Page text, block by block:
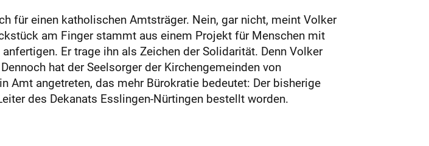
für einen katholischen Amtsträger. Nein, gar nicht, meint Volker
am Finger stammt aus einem Projekt für Menschen mit
Er trage ihn als Zeichen der Solidarität. Denn Volker
hat der Seelsorger der Kirchengemeinden von
Amt angetreten, das mehr Bürokratie bedeutet: Der bisherige
des Dekanats Esslingen-Nürtingen bestellt worden.